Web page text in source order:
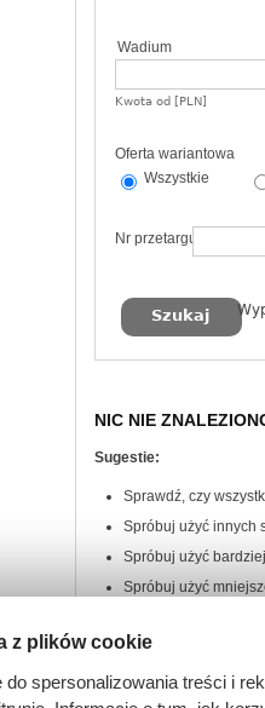
Wadium
Kwota od [PLN]
Oferta wariantowa
Wszystkie
Nr przetargu
NIC NIE
Sugestie:
Sprawdź, czy
Spróbuj użyć innych
Spróbuj użyć
Spróbuj użyć
z plików cookie
spersonalizowania treści i